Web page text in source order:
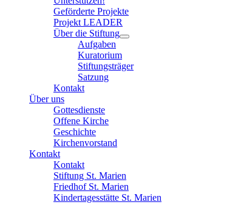
Geförderte Projekte
Projekt LEADER
Über die Stiftung
Aufgaben
Kuratorium
Stiftungsträger
Satzung
Kontakt
Über uns
Gottesdienste
Offene Kirche
Geschichte
Kirchenvorstand
Kontakt
Kontakt
Stiftung St. Marien
Friedhof St. Marien
Kindertagesstätte St. Marien